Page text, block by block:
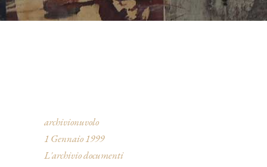
archivionuvolo
1 Gennaio 1999
L'archivio documenti